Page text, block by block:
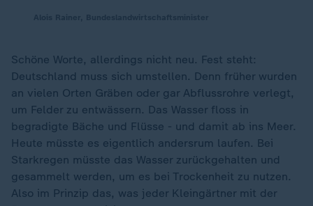
Schöne Worte, allerdings nicht neu. Fest steht:
Deutschland muss sich umstellen. Denn früher wurden
an vielen Orten Gräben oder gar Abflussrohre verlegt,
um Felder zu entwässern. Das Wasser floss in
begradigte Bäche und Flüsse - und damit ab ins Meer.
Heute müsste es eigentlich andersrum laufen. Bei
Starkregen müsste das Wasser zurückgehalten und
gesammelt werden, um es bei Trockenheit zu nutzen.
Also im Prinzip das, was jeder Kleingärtner mit der